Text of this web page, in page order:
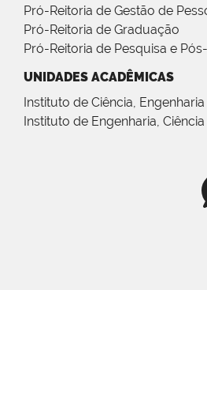
Pró-Reitoria de Gestão de
Pró-Reitoria de Graduação
Pró-Reitoria de Pesquisa e
UNIDADES ACADÊMICAS
Instituto de Ciência,
Instituto de Engenharia,